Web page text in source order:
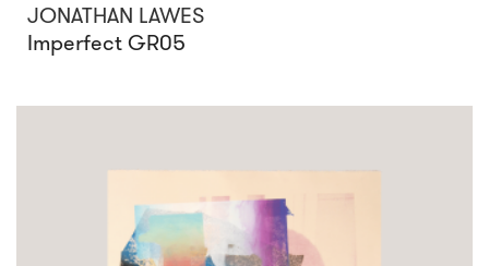
JONATHAN LAWES
Imperfect GR05